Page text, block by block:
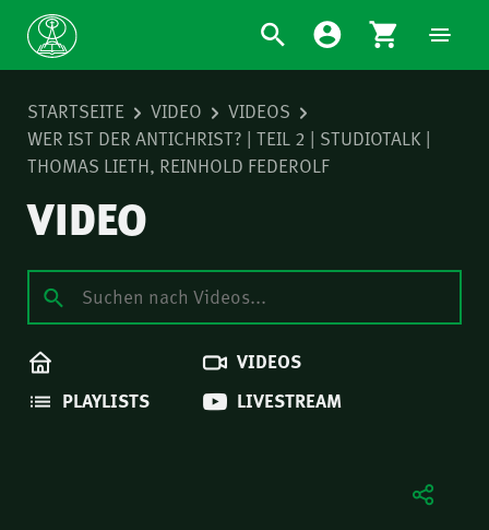
STARTSEITE VIDEO
VIDEOS
WER IST DER ANTICHRIST? | TEIL 2 | STUDIOTALK |
THOMAS LIETH, REINHOLD FEDEROLF
VIDEO
VIDEOS
PLAYLISTS
LIVESTREAM